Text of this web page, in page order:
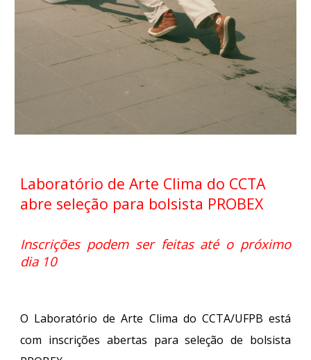
Laboratório de Arte Clima do CCTA
abre seleção para bolsista PROBEX
Inscrições podem ser feitas até o próximo
dia 10
O Laboratório de Arte Clima do CCTA/UFPB está
com inscrições abertas para seleção de bolsista